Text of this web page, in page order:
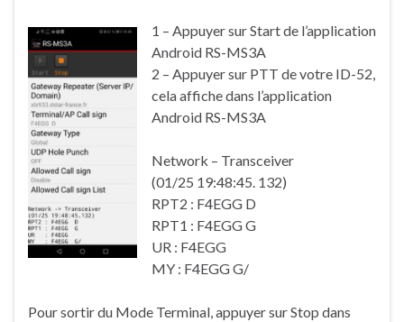
1 – Appuyer sur Start de l’application
Android RS-MS3A
2 – Appuyer sur PTT de votre ID-52,
cela affiche dans l’application
Android RS-MS3A
Network – Transceiver
(01/25 19:48:45. 132)
RPT2 : F4EGG D
RPT1 : F4EGG G
UR : F4EGG
MY : F4EGG G/
Pour sortir du Mode Terminal, appuyer sur Stop dans